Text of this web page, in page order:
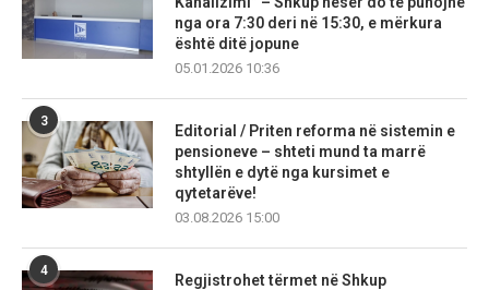
nga ora 7:30 deri në 15:30, e mërkura
është ditë jopune
05.01.2026 10:36
3
Editorial / Priten reforma në sistemin e
pensioneve – shteti mund ta marrë
shtyllën e dytë nga kursimet e
qytetarëve!
03.08.2026 15:00
4
Regjistrohet tërmet në Shkup